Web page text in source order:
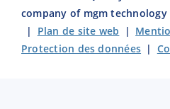
company of mgm
| Plan de site web |
Protection des données |